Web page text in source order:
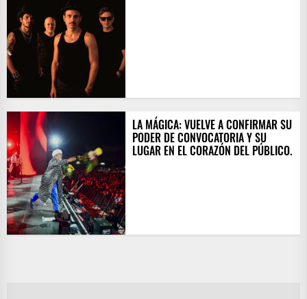
LA MÁGICA: VUELVE A CONFIRMAR SU
PODER DE CONVOCATORIA Y SU
LUGAR EN EL CORAZÓN DEL PÚBLICO.